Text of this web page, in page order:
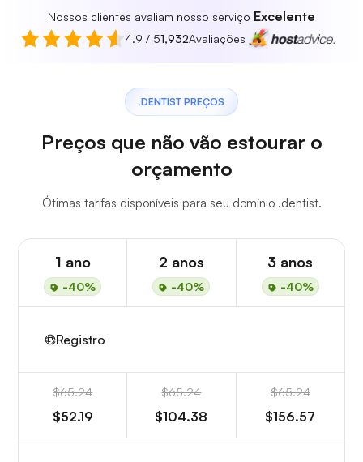
Nossos clientes avaliam nosso serviço Excelente
4.9 / 51,932Avaliações
.DENTIST PREÇOS
Preços que não vão estourar o
orçamento
Ótimas tarifas disponíveis para seu domínio .dentist.
1 ano
-40%
2 anos
-40%
3 anos
-40%
Registro
$65.24
$52.19
$65.24
$104.38
$65.24
$156.57